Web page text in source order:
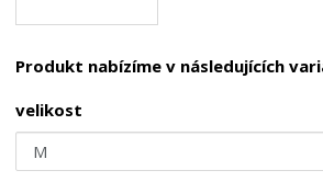
Produkt nabízíme v následujících
velikost